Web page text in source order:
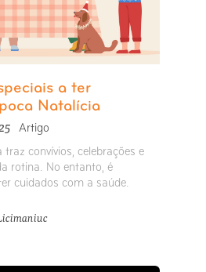
a ter
Natalícia
Artigo
convívios, celebrações e
rotina. No entanto, é
cuidados com a saúde.